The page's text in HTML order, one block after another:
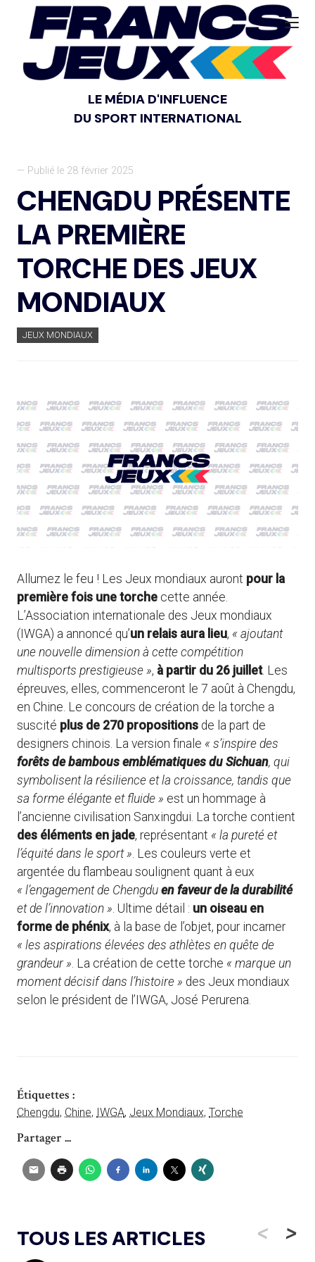
LE MÉDIA D'INFLUENCE
DU SPORT INTERNATIONAL
— Publié le 28 février 2025
CHENGDU PRÉSENTE
LA PREMIÈRE
TORCHE DES JEUX
MONDIAUX
JEUX MONDIAUX
Allumez le feu ! Les Jeux mondiaux auront pour la
première fois une torche cette année.
L’Association internationale des Jeux mondiaux
(IWGA) a annoncé qu’un relais aura lieu, « ajoutant
une nouvelle dimension à cette compétition
multisports prestigieuse », à partir du 26 juillet. Les
épreuves, elles, commenceront le 7 août à Chengdu,
en Chine. Le concours de création de la torche a
suscité plus de 270 propositions de la part de
designers chinois. La version finale « s’inspire des
forêts de bambous emblématiques du Sichuan, qui
symbolisent la résilience et la croissance, tandis que
sa forme élégante et fluide » est un hommage à
l’ancienne civilisation Sanxingdui. La torche contient
des éléments en jade, représentant « la pureté et
l’équité dans le sport ». Les couleurs verte et
argentée du flambeau soulignent quant à eux
« l’engagement de Chengdu en faveur de la durabilité
et de l’innovation ». Ultime détail : un oiseau en
forme de phénix, à la base de l’objet, pour incarner
« les aspirations élevées des athlètes en quête de
grandeur ». La création de cette torche « marque un
moment décisif dans l’histoire » des Jeux mondiaux
selon le président de l’IWGA, José Perurena.
Étiquettes :
Chengdu, Chine, IWGA, Jeux Mondiaux, Torche
Partager ...
TOUS LES ARTICLES < >